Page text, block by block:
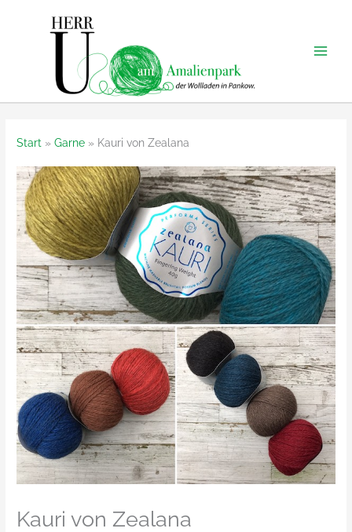
Start Garne Kauri von Zealana
Kauri von Zealana